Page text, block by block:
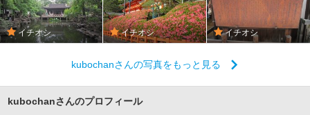
イチオシ イチオシ イチオシ
kubochanさんの写真をもっと見る
kubochanさんのプロフィール